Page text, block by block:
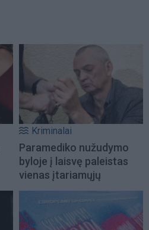
Kriminalai
Paramediko nužudymo
byloje į laisvę paleistas
vienas įtariamųjų